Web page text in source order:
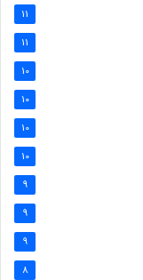
11
11
10
10
10
10
9
9
9
8